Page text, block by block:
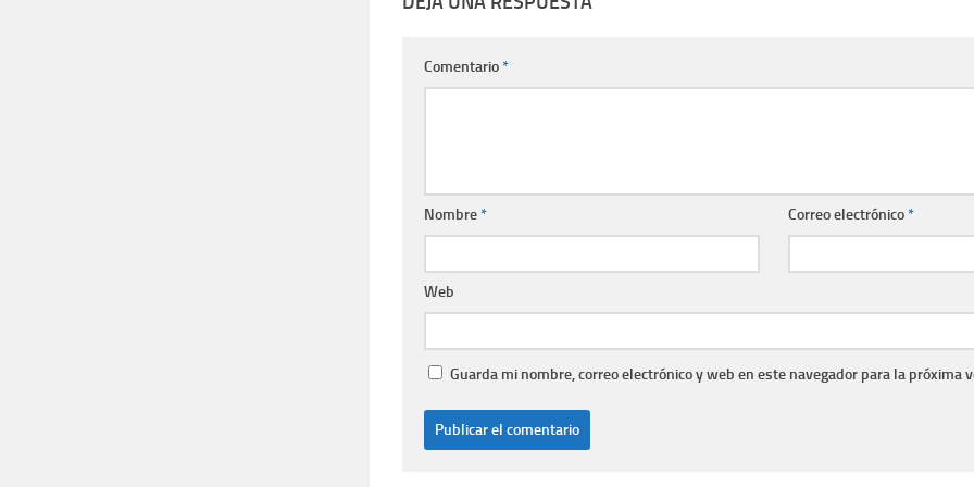
Comentario*
Nombre* Correo electrónico*
Web
Guarda mi nombre, correo electrónico y web en este navegador para la próxima